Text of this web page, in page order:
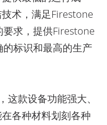
术，满足Firestone
求，提供Firestone
标识和最高的生产
这款设备功能强大、
各种材料划刻各种